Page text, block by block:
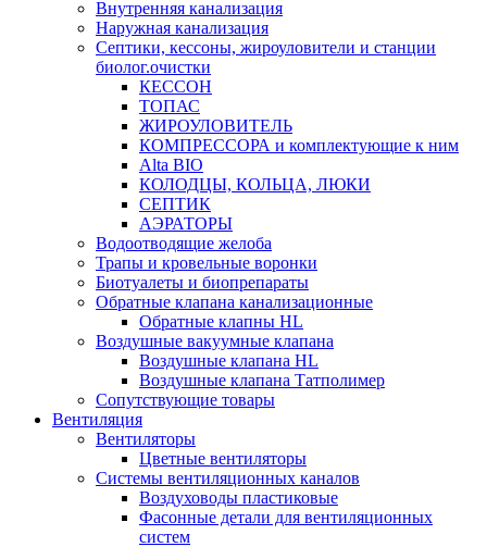
Внутренняя канализация
Наружная канализация
Септики, кессоны, жироуловители и станции
биолог.очистки
КЕССОН
ТОПАС
ЖИРОУЛОВИТЕЛЬ
КОМПРЕССОРА и комплектующие к ним
Alta BIO
КОЛОДЦЫ, КОЛЬЦА, ЛЮКИ
СЕПТИК
АЭРАТОРЫ
Водоотводящие желоба
Трапы и кровельные воронки
Биотуалеты и биопрепараты
Обратные клапана канализационные
Обратные клапны HL
Воздушные вакуумные клапана
Воздушные клапана HL
Воздушные клапана Татполимер
Сопутствующие товары
Вентиляция
Вентиляторы
Цветные вентиляторы
Системы вентиляционных каналов
Воздуховоды пластиковые
Фасонные детали для вентиляционных
систем